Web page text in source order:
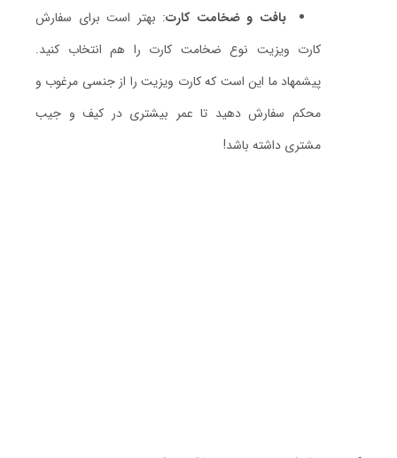
بافت و ضخامت کارت: بهتر است برای سفارش
کارت ویزیت نوع ضخامت کارت را هم انتخاب کنید.
پیشمهاد ما این است که کارت ویزیت را از جنسی مرغوب و
محکم سفارش دهید تا عمر بیشتری در کیف و جیب
مشتری داشته باشد!